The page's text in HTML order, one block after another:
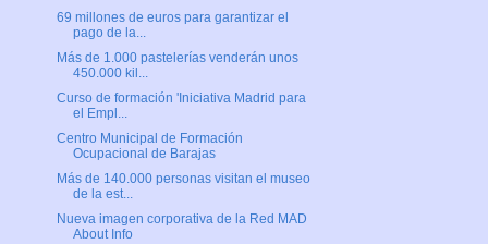
69 millones de euros para garantizar el
pago de la...
Más de 1.000 pastelerías venderán unos
450.000 kil...
Curso de formación 'Iniciativa Madrid para
el Empl...
Centro Municipal de Formación
Ocupacional de Barajas
Más de 140.000 personas visitan el museo
de la est...
Nueva imagen corporativa de la Red MAD
About Info